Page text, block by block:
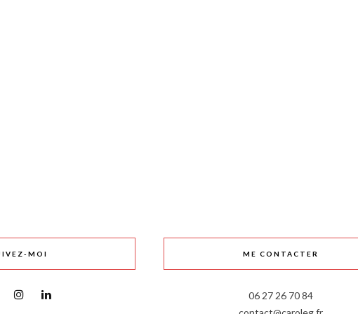
MOI ME CONTACTER
06 27 26 70 84